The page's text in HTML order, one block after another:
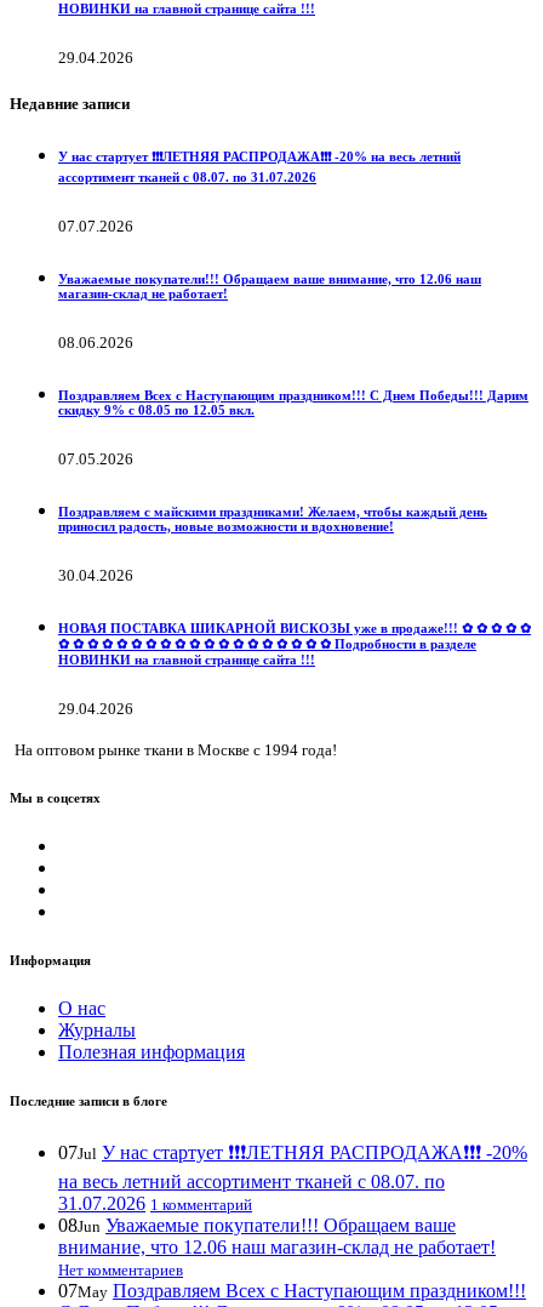
НОВИНКИ на главной странице сайта !!!
29.04.2026
Недавние записи
У нас стартует ❗️❗️❗️ЛЕТНЯЯ РАСПРОДАЖА❗️❗️❗️ -20% на весь летний
ассортимент тканей с 08.07. по 31.07.2026
07.07.2026
Уважаемые покупатели!!! Обращаем ваше внимание, что 12.06 наш
магазин-склад не работает!
08.06.2026
Поздравляем Всех с Наступающим праздником!!! С Днем Победы!!! Дарим
скидку 9% с 08.05 по 12.05 вкл.
07.05.2026
Поздравляем с майскими праздниками! Желаем, чтобы каждый день
приносил радость, новые возможности и вдохновение!
30.04.2026
НОВАЯ ПОСТАВКА ШИКАРНОЙ ВИСКОЗЫ уже в продаже!!! ✿ ✿ ✿ ✿ ✿
✿ ✿ ✿ ✿ ✿ ✿ ✿ ✿ ✿ ✿ ✿ ✿ ✿ ✿ ✿ ✿ ✿ ✿ ✿ Подробности в разделе
НОВИНКИ на главной странице сайта !!!
29.04.2026
На оптовом рынке ткани в Москве с 1994 года!
Мы в соцсетях
Информация
О нас
Журналы
Полезная информация
Последние записи в блоге
07Jul У нас стартует ❗️❗️❗️ЛЕТНЯЯ РАСПРОДАЖА❗️❗️❗️ -20%
на весь летний ассортимент тканей с 08.07. по
31.07.2026 1 комментарий
08Jun Уважаемые покупатели!!! Обращаем ваше
внимание, что 12.06 наш магазин-склад не работает!
Нет комментариев
07May Поздравляем Всех с Наступающим праздником!!!